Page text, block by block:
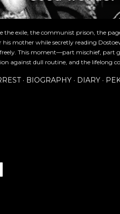
the exile, the communist prison, the
mother while secretly reading
This moment—part mischief, part
against dull routine, and the lifelong
BIOGRAPHY DIARY